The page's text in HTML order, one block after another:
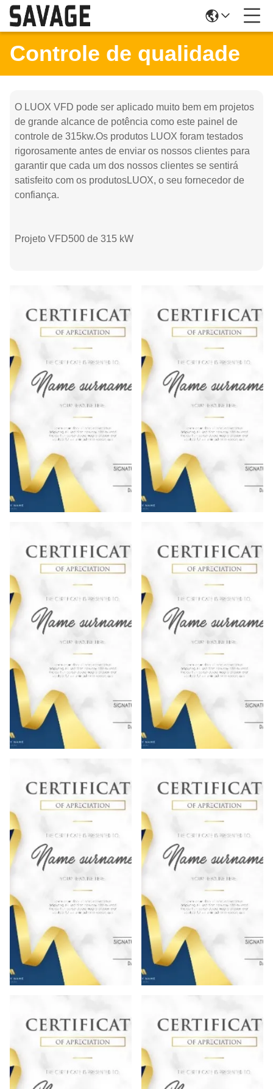
Controle de qualidade
O LUOX VFD pode ser aplicado muito bem em projetos
de grande alcance de potência como este painel de
controle de 315kw.Os produtos LUOX foram testados
rigorosamente antes de enviar os nossos clientes para
garantir que cada um dos nossos clientes se sentirá
satisfeito com os produtosLUOX, o seu fornecedor de
confiança.
Projeto VFD500 de 315 kW